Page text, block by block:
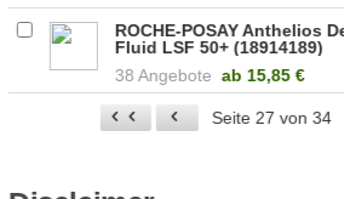
ROCHE-POSAY Anthelios
Fluid LSF 50+ (18914189)
38 Angebote ab 15,85 €
Seite 27 von 34